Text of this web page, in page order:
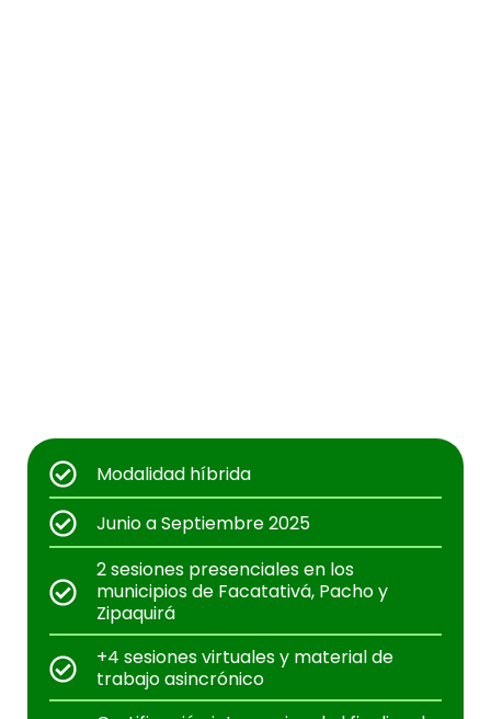
Modalidad híbrida
Junio a Septiembre 2025
2 sesiones presenciales en los
municipios de Facatativá, Pacho y
Zipaquirá
+4 sesiones virtuales y material de
trabajo asincrónico